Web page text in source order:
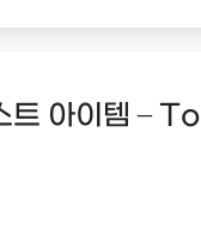
트 아이템 –